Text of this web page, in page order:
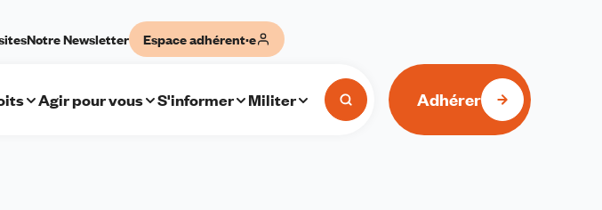
Notre Newsletter Espace adhérent·e
Agir pour vous S'informer Militer Adhérer